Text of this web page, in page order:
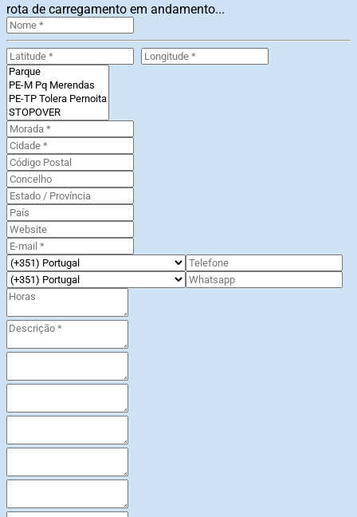
rota de carregamento em andamento...